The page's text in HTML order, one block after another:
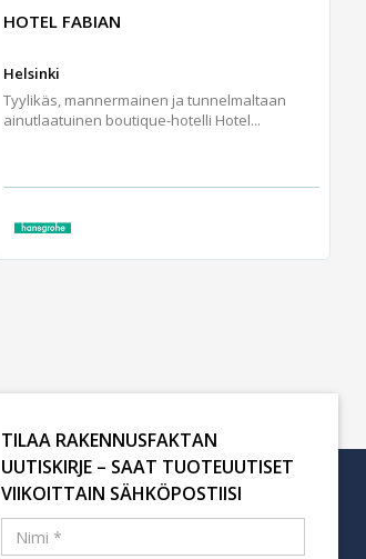
HOTEL FABIAN
Helsinki
Tyylikäs, mannermainen ja tunnelmaltaan
ainutlaatuinen boutique-hotelli Hotel...
TILAA RAKENNUSFAKTAN
UUTISKIRJE – SAAT TUOTEUUTISET
VIIKOITTAIN SÄHKÖPOSTIISI